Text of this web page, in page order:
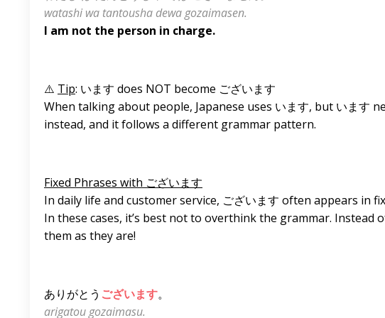
watashi wa tantousha dewa gozaimasen.
I am not the person in charge.
⚠️ Tip: います does NOT become ございます
When talking about people, Japanese uses います, but います
instead, and it follows a different grammar pattern.
Fixed Phrases with ございます
In daily life and customer service, ございます often appears in
In these cases, it’s best not to overthink the grammar.
them as they are!
ありがとう ございます。
arigatou gozaimasu.